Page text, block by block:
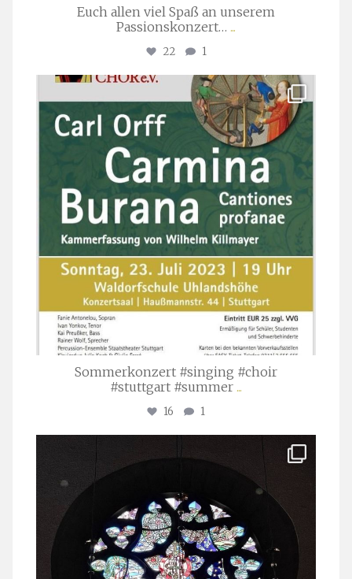
Euch allen viel Spaß an unserem
Passionskonzert… ...
22 1
stuttgarter_oratorienchor
Juli 22
Sommerkonzert #singing #choir
#stuttgart #summer ...
16 1
Apr. 1